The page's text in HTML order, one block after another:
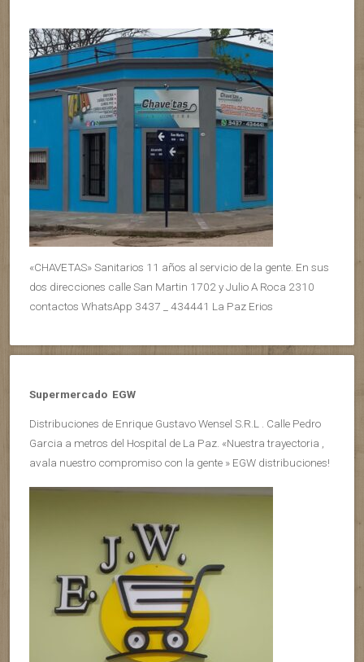
«CHAVETAS» Sanitarios 11 años al servicio de la gente. En sus
dos direcciones calle San Martin 1702 y Julio A Roca 2310
contactos WhatsApp 3437 _ 434441 La Paz Erios
Supermercado EGW
Distribuciones de Enrique Gustavo Wensel S.R.L . Calle Pedro
Garcia a metros del Hospital de La Paz. «Nuestra trayectoria ,
avala nuestro compromiso con la gente » EGW distribuciones!